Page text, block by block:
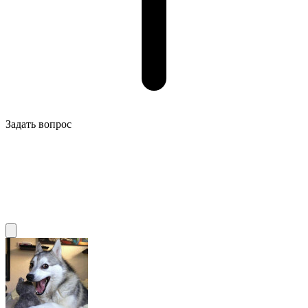
Задать вопрос